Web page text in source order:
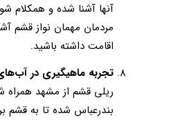
آنها آشنا شده و همکلام
مردمان مهمان نواز قشم
اقامت داشته باشید.
تجربه ماهیگیری در
ریلی قشم از مشهد همراه
بندرعباس شده تا به قشم